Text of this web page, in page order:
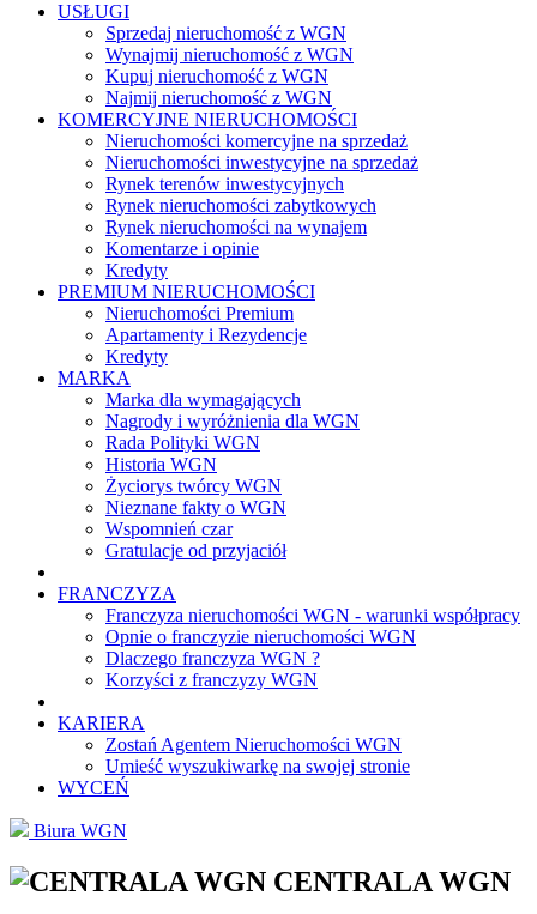
USŁUGI
Sprzedaj nieruchomość z WGN
Wynajmij nieruchomość z WGN
Kupuj nieruchomość z WGN
Najmij nieruchomość z WGN
KOMERCYJNE NIERUCHOMOŚCI
Nieruchomości komercyjne na sprzedaż
Nieruchomości inwestycyjne na sprzedaż
Rynek terenów inwestycyjnych
Rynek nieruchomości zabytkowych
Rynek nieruchomości na wynajem
Komentarze i opinie
Kredyty
PREMIUM NIERUCHOMOŚCI
Nieruchomości Premium
Apartamenty i Rezydencje
Kredyty
MARKA
Marka dla wymagających
Nagrody i wyróżnienia dla WGN
Rada Polityki WGN
Historia WGN
Życiorys twórcy WGN
Nieznane fakty o WGN
Wspomnień czar
Gratulacje od przyjaciół
FRANCZYZA
Franczyza nieruchomości WGN - warunki współpracy
Opnie o franczyzie nieruchomości WGN
Dlaczego franczyza WGN ?
Korzyści z franczyzy WGN
KARIERA
Zostań Agentem Nieruchomości WGN
Umieść wyszukiwarkę na swojej stronie
WYCEŃ
Biura WGN
CENTRALA WGN